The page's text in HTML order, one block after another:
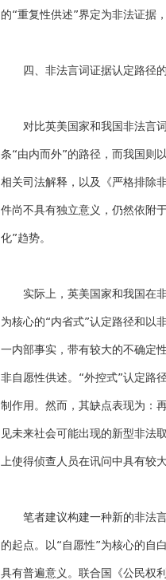
的“重复性供述”界定为非法证据
四、非法言词证据认定路径
对比英美国家和我国非法言词
条“由内而外”的路径，而我国则
相关司法解释，以及《严格排除
件尚不具有独立意义，仍然依附
化”趋势。
实际上，英美国家和我国在非
为核心的“内省式”认定路径和以
一内部事实，带有较大的不确定
非自愿性供述。“外控式”认定路
制作用。然而，其缺点表现为：
见未来社会可能出现的新型非法
上使得侦查人员在讯问中具有较
笔者建议构建一种新的非法言
的起点。以“自愿性”为核心的自
具有普遍意义。联合国《公民权